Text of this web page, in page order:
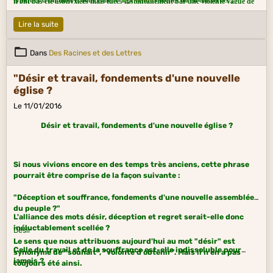
chaleur et de poussière.
Pline l'Ancien, qui avait tenté de fuir par la mer, mourut asphyxié par les
émanations de gaz sulfureux. Son corps sera découvert trois jours plus tard.
- l'analyse de monnaies trouvées en 1974 datant de la quinzième salutation
impériale de Titus, nécessairement postérieures au début de septembre 79.
Lire la suite
Dans Des Racines et des Lettres
"Désir et travail, fondements d'une nouvelle
église ?
Le 11/01/2016
Désir et travail, fondements d'une nouvelle église ?
Si nous vivions encore en des temps très anciens, cette phrase
pourrait être comprise de la façon suivante :
"Déception et souffrance, fondements d'une nouvelle assemblée
du peuple ?"
Désir
Le sens que nous attribuons aujourd'hui au mot "désir" est
synonyme de "souhait", "volonté d'obtenir". Mais il n'en a pas
toujours été ainsi.
L'alliance des mots désir, déception et regret serait-elle donc
inéluctablement scellée ?
Celle du travail et de la souffrance est-elle indissoluble pour
jamais ?